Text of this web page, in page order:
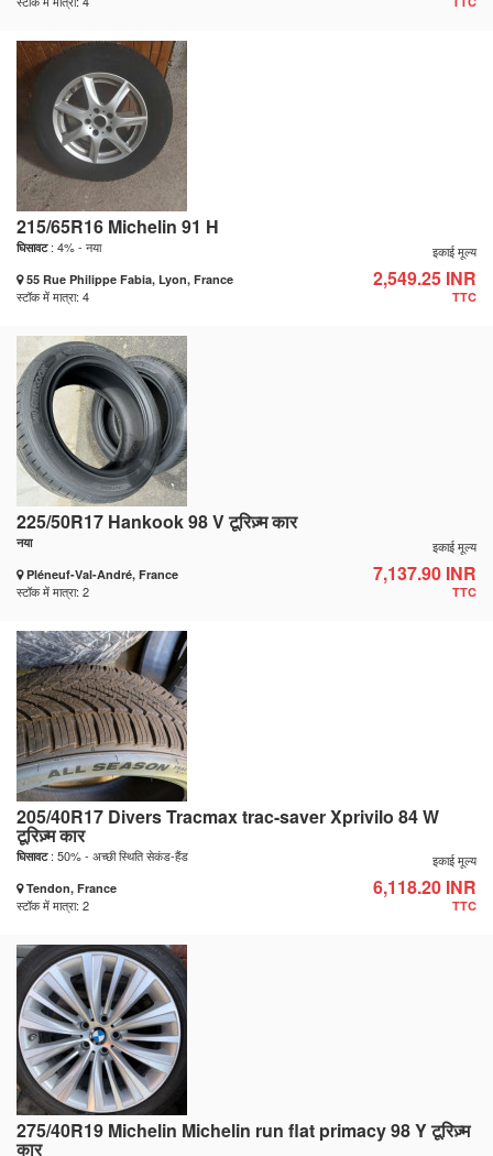
215/65R16 Michelin 91 H
घिसावट: 4% - नया
55 Rue Philippe Fabia, Lyon, France
स्टॉक में मात्रा: 4
इकाई मूल्य
2,549.25 INR
TTC
225/50R17 Hankook 98 V टूरिज़्म कार
नया
Pléneuf-Val-André, France
स्टॉक में मात्रा: 2
इकाई मूल्य
7,137.90 INR
TTC
205/40R17 Divers Tracmax trac-saver Xprivilo 84 W
टूरिज़्म कार
घिसावट: 50% - अच्छी स्थिति सेकंड-हैंड
Tendon, France
स्टॉक में मात्रा: 2
इकाई मूल्य
6,118.20 INR
TTC
275/40R19 Michelin Michelin run flat primacy 98 Y टूरिज़्म
कार